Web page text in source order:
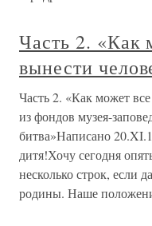
Часть 2. «Как
вынести
Часть 2. «Как может
из фондов музея-
битва»Написано
дитя!Хочу сегодня
несколько строк, если
родины. Наше